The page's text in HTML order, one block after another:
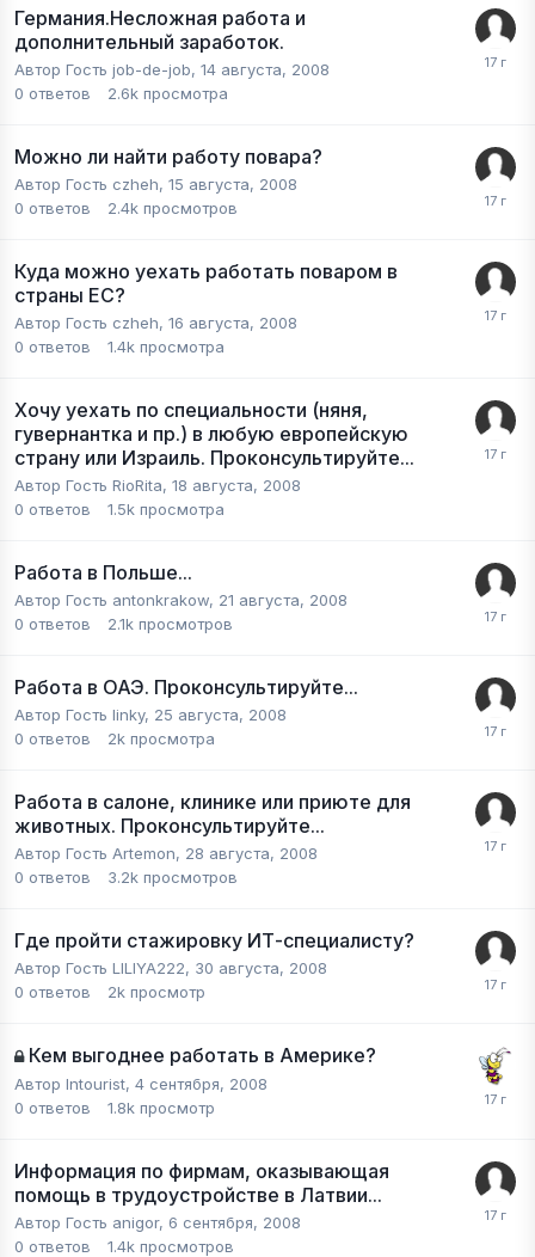
Германия.Несложная работа и
дополнительный заработок.
Автор Гость job-de-job, 14 августа, 2008
0 ответов 2.6k просмотра
Можно ли найти работу повара?
Автор Гость czheh, 15 августа, 2008
0 ответов 2.4k просмотров
Куда можно уехать работать поваром в
страны ЕС?
Автор Гость czheh, 16 августа, 2008
0 ответов 1.4k просмотра
Хочу уехать по специальности (няня,
гувернантка и пр.) в любую европейскую
страну или Израиль. Проконсультируйте...
Автор Гость RioRita, 18 августа, 2008
0 ответов 1.5k просмотра
Работа в Польше...
Автор Гость antonkrakow, 21 августа, 2008
0 ответов 2.1k просмотров
Работа в ОАЭ. Проконсультируйте...
Автор Гость linky, 25 августа, 2008
0 ответов 2k просмотра
Работа в салоне, клинике или приюте для
животных. Проконсультируйте...
Автор Гость Artemon, 28 августа, 2008
0 ответов 3.2k просмотров
Где пройти стажировку ИТ-специалисту?
Автор Гость LILIYA222, 30 августа, 2008
0 ответов 2k просмотр
Кем выгоднее работать в Америке?
Автор Intourist, 4 сентября, 2008
0 ответов 1.8k просмотр
Информация по фирмам, оказывающая
помощь в трудоустройстве в Латвии...
Автор Гость anigor, 6 сентября, 2008
0 ответов 1.4k просмотров